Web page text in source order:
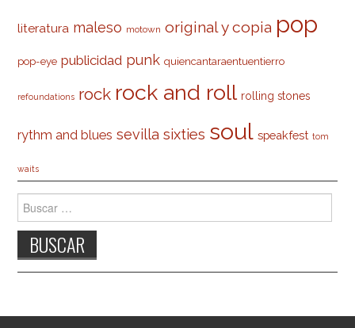
literatura maleso motown original y copia pop
pop-eye publicidad punk quiencantaraentuentierro
refoundations rock rock and roll rolling stones
rythm and blues sevilla sixties soul speakfest tom
waits
Buscar: